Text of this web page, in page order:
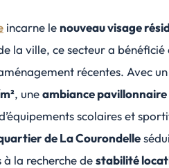
incarne le nouveau visage
la ville, ce secteur a bénéficié
récentes. Avec
, uneambiance pavillonnaire
scolaires et
de La Courondelle
à la recherche destabilité